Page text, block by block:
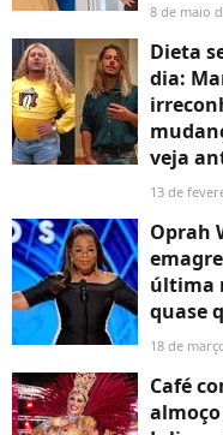
8 de maio
Dieta
dia:
veja
13 de
Oprah
última
quase
18 de
Café